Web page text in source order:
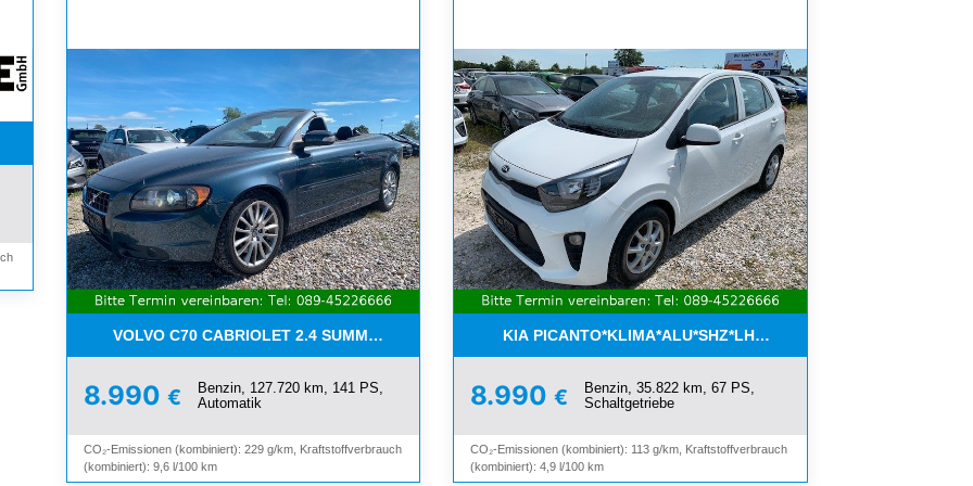
VOLVO C70 CABRIOLET 2.4 SUMMUM*LEDER*XENON*8-FACH ALU*
8.990 €
Benzin, 127.720 km, 141 PS,
Automatik
CO₂-Emissionen (kombiniert): 229 g/km, Kraftstoffverbrauch
(kombiniert): 9,6 l/100 km
KIA PICANTO*KLIMA*ALU*SHZ*LHZ*BLUETOOTH*
8.990€
Benzin, 35.822 km, 67 PS,
Schaltgetriebe
CO₂-Emissionen (kombiniert): 113 g/km, Kraftstoffverbrauch
(kombiniert): 4,9 l/100 km